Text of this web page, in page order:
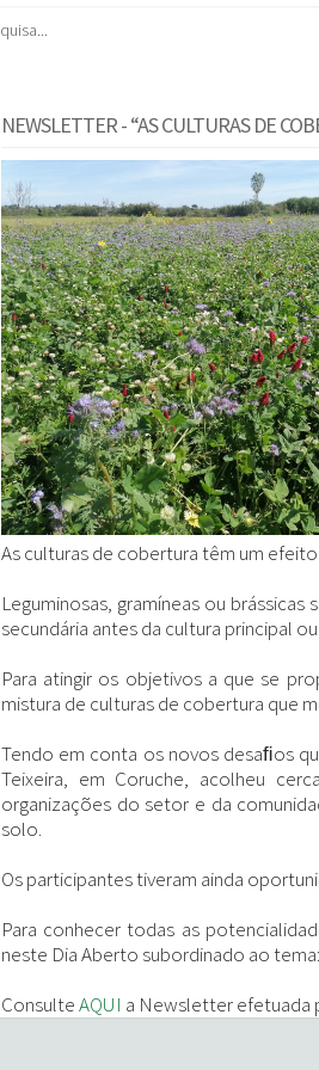
NEWSLETTER - “AS CULTURAS DE
As culturas de cobertura têm um
Leguminosas, gramíneas ou
secundária antes da cultura principal
Para atingir os objetivos a que se
mistura de culturas de cobertura que
Tendo em conta os novos desaﬁos
Teixeira, em Coruche, acolheu
organizações do setor e da
solo.
Os participantes tiveram ainda
Para conhecer todas as
neste Dia Aberto subordinado ao
ConsulteAQUI a Newsletter efetuada